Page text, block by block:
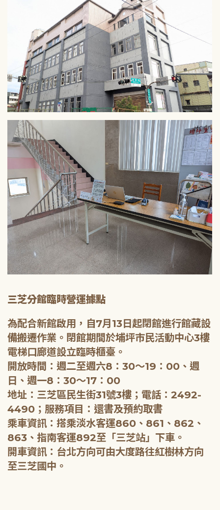
三芝分館臨時營運據點
為配合新館啟用，自7月13日起閉館進行館藏設
備搬遷作業。閉館期間於埔坪市民活動中心3樓
電梯口廊道設立臨時櫃臺。
開放時間：週二至週六8：30～19：00、週
日、週一8：30～17：00
地址：三芝區民生街31號3樓；電話：2492-
4490；服務項目：還書及預約取書
乘車資訊：搭乘淡水客運860、861、862、
863、指南客運892至「三芝站」下車。
開車資訊：台北方向可由大度路往紅樹林方向
至三芝國中。